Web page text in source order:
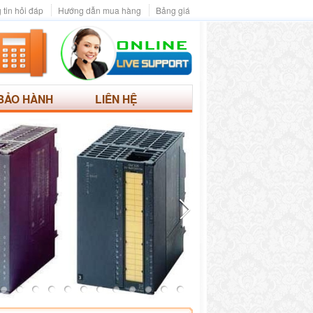
Bảng giá
Hướng dẫn mua hàng
tin hỏi đáp
HÀNH LIÊN HỆ